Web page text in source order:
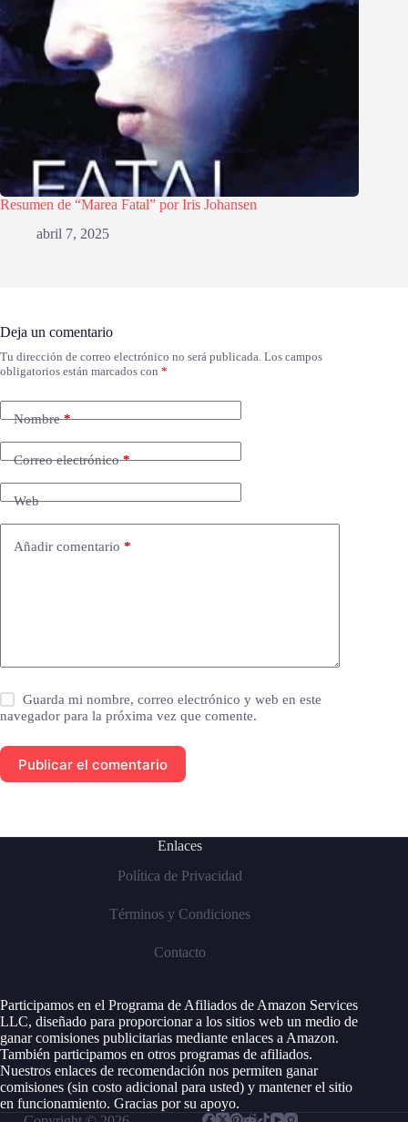
Resumen de “Marea Fatal” por Iris Johansen
abril 7, 2025
Deja un comentario
Tu dirección de correo electrónico no será publicada. Los campos
obligatorios están marcados con *
Nombre*
Correo electrónico*
Web
Añadir comentario *
Guarda mi nombre, correo electrónico y web en este
navegador para la próxima vez que comente.
Publicar el comentario
Enlaces
Política de Privacidad
Términos y Condiciones
Contacto
Participamos en el Programa de Afiliados de Amazon Services
LLC, diseñado para proporcionar a los sitios web un medio de
ganar comisiones publicitarias mediante enlaces a Amazon.
También participamos en otros programas de afiliados.
Nuestros enlaces de recomendación nos permiten ganar
comisiones (sin costo adicional para usted) y mantener el sitio
en funcionamiento. Gracias por su apoyo.